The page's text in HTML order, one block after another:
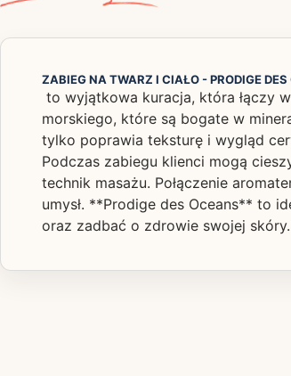
ZABIEG NA TWARZ I CIAŁO - PRODIGE DES
to wyjątkowa kuracja, która łączy
morskiego, które są bogate w
tylko poprawia teksturę i wygląd
Podczas zabiegu klienci mogą
technik masażu. Połączenie
umysł. **Prodige des Oceans** to
oraz zadbać o zdrowie swojej skóry.